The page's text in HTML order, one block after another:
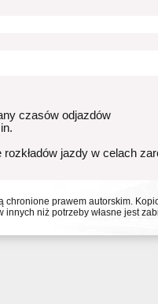
czasów odjazdów
jazdy w celach
prawem autorskim.
innych niż potrzeby własne jest